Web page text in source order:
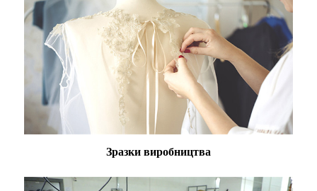
Зразки виробництва